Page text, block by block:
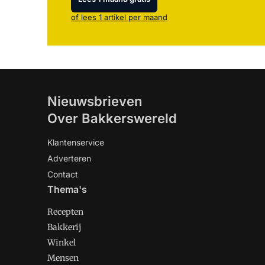
of lees 1 artikel per maand
Nieuwsbrieven
Over Bakkerswereld
Klantenservice
Adverteren
Contact
Thema's
Recepten
Bakkerij
Winkel
Mensen